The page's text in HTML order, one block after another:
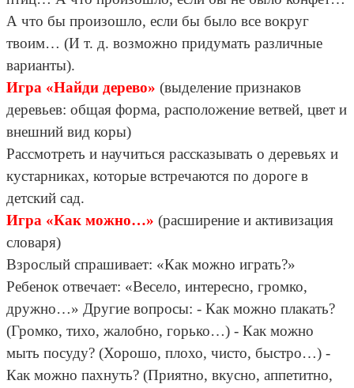
А что бы произошло, если бы было все вокруг
твоим… (И т. д. возможно придумать различные
варианты).
Игра «Найди дерево» (выделение признаков
деревьев: общая форма, расположение ветвей, цвет и
внешний вид коры)
Рассмотреть и научиться рассказывать о деревьях и
кустарниках, которые встречаются по дороге в
детский сад.
Игра «Как можно…» (расширение и активизация
словаря)
Взрослый спрашивает: «Как можно играть?»
Ребенок отвечает: «Весело, интересно, громко,
дружно…» Другие вопросы: - Как можно плакать?
(Громко, тихо, жалобно, горько…) - Как можно
мыть посуду? (Хорошо, плохо, чисто, быстро…) -
Как можно пахнуть? (Приятно, вкусно, аппетитно,